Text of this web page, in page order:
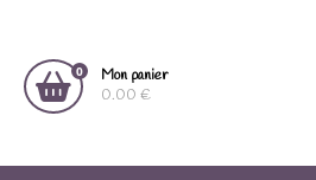
0
Mon panier
0.00 €